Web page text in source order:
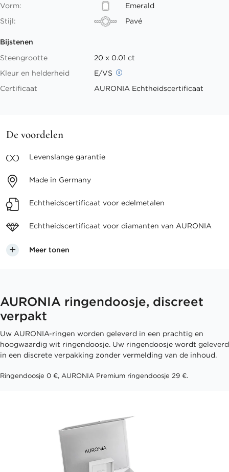
Vorm:
Emerald
Stijl:
Pavé
Bijstenen
Steengrootte
20 x 0.01 ct
Kleur en helderheid
E/VS
Certificaat
AURONIA Echtheidscertificaat
De voordelen
Levenslange garantie
Made in Germany
Echtheidscertificaat voor edelmetalen
Echtheidscertificaat voor diamanten van AURONIA
Meer tonen
AURONIA ringendoosje, discreet
verpakt
Uw AURONIA-ringen worden geleverd in een prachtig en
hoogwaardig wit ringendoosje. Uw ringendoosje wordt geleverd
in een discrete verpakking zonder vermelding van de inhoud.
Ringendoosje 0 €, AURONIA Premium ringendoosje 29 €.